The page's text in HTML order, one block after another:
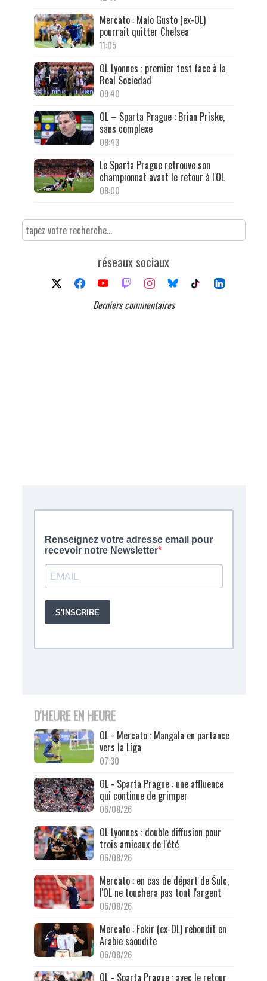
Mercato : Malo Gusto (ex-OL)
pourrait quitter Chelsea
11:05
OL Lyonnes : premier test face à la
Real Sociedad
09:40
OL – Sparta Prague : Brian Priske,
sans complexe
08:43
Le Sparta Prague retrouve son
championnat avant le retour à l'OL
08:00
réseaux sociaux
Derniers commentaires
D'HEURE EN HEURE
OL - Mercato : Mangala en partance
vers la Liga
07:30
OL - Sparta Prague : une affluence
qui continue de grimper
06/08/26
OL Lyonnes : double diffusion pour
trois amicaux de l'été
06/08/26
Mercato : en cas de départ de Šulc,
l'OL ne touchera pas tout l'argent
06/08/26
Mercato : Fekir (ex-OL) rebondit en
Arabie saoudite
06/08/26
OL - Sparta Prague : avec le retour